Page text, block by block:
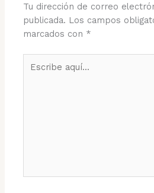
Tu dirección de correo
publicada. Los campos
marcados con *
aquí...